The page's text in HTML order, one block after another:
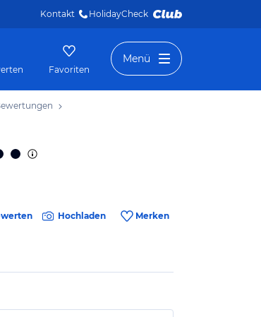
Kontakt HolidayCheck
Favoriten
Menü
Hochladen Merken